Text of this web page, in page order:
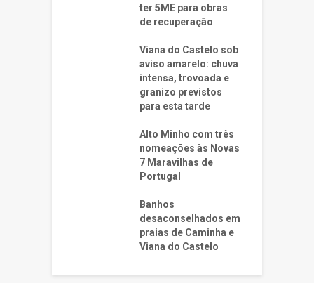
ter 5ME para obras
de recuperação
Viana do Castelo sob
aviso amarelo: chuva
intensa, trovoada e
granizo previstos
para esta tarde
Alto Minho com três
nomeações às Novas
7 Maravilhas de
Portugal
Banhos
desaconselhados em
praias de Caminha e
Viana do Castelo